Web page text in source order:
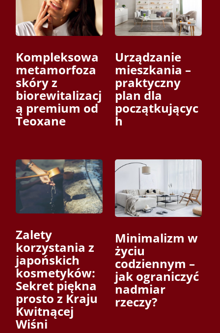
Kompleksowa
metamorfoza
skóry z
biorewitalizacj
ą premium od
Teoxane
Zalety
korzystania z
japońskich
kosmetyków:
Sekret piękna
prosto z Kraju
Kwitnącej
Wiśni
Urządzanie
mieszkania –
praktyczny
plan dla
początkującyc
h
Minimalizm w
życiu
codziennym –
jak ograniczyć
nadmiar
rzeczy?